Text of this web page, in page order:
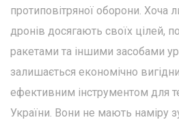
протиповітряної оборони. Хоча
дронів досягають своїх цілей,
ракетами та іншими засобами
залишається економічно
ефективним інструментом для
України. Вони не мають наміру